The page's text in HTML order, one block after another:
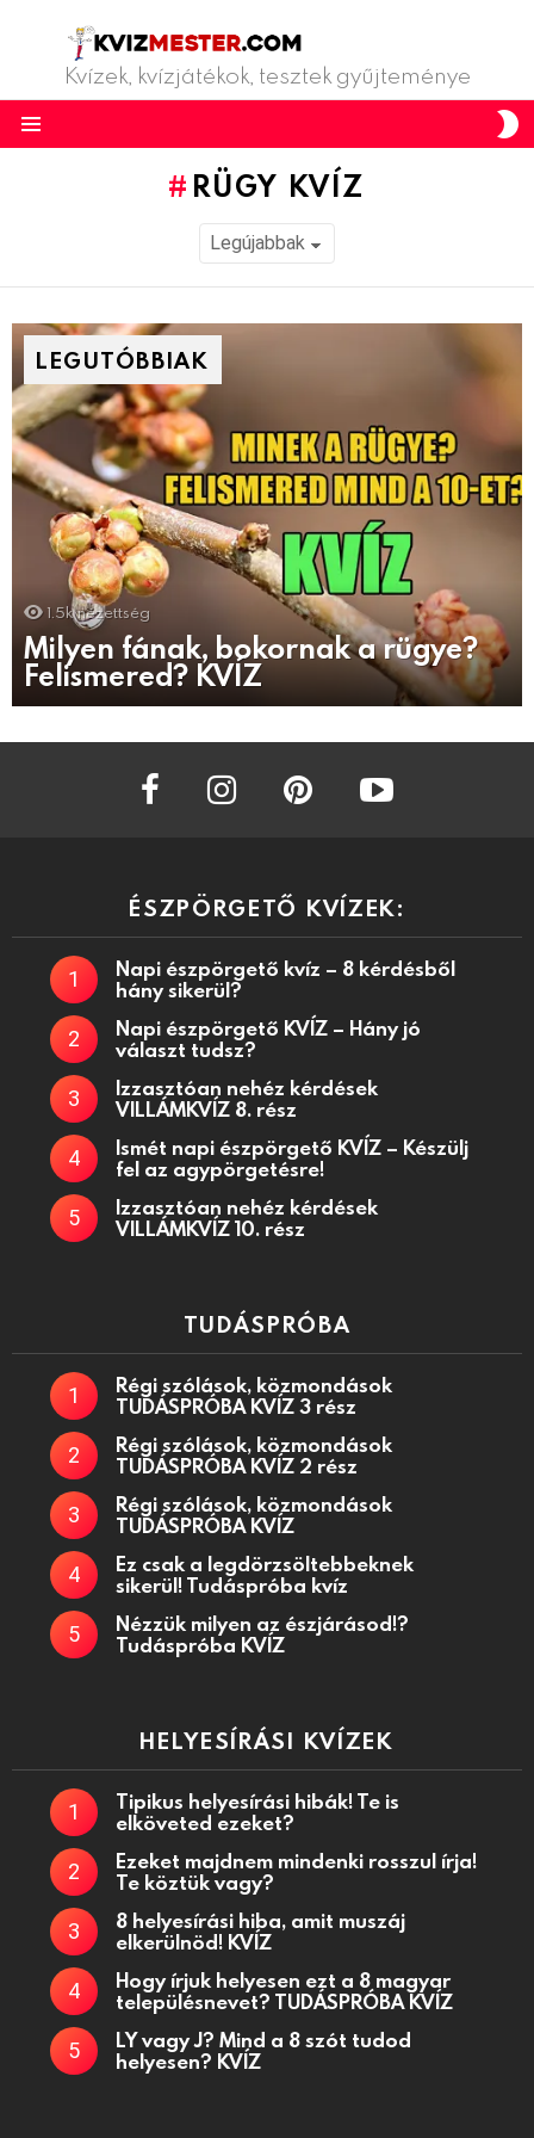
Kvízek, kvízjátékok, tesztek gyűjteménye
RÜGY KVÍZ
LEGUTÓBBIAK
1.5k nézettség
Milyen fának, bokornak a rügye?
Felismered? KVÍZ
facebook instagram
ÉSZPÖRGETŐ KVÍZEK:
Napi észpörgető kvíz – 8 kérdésből
hány sikerül?
Napi észpörgető KVÍZ – Hány jó
választ tudsz?
Izzasztóan nehéz kérdések
VILLÁMKVÍZ 8. rész
Ismét napi észpörgető KVÍZ – Készülj
fel az agypörgetésre!
Izzasztóan nehéz kérdések
VILLÁMKVÍZ 10. rész
TUDÁSPRÓBA
Régi szólások, közmondások
TUDÁSPRÓBA KVÍZ 3 rész
Régi szólások, közmondások
TUDÁSPRÓBA KVÍZ 2 rész
Régi szólások, közmondások
TUDÁSPRÓBA KVÍZ
Ez csak a legdörzsöltebbeknek
sikerül! Tudáspróba kvíz
Nézzük milyen az észjárásod!?
Tudáspróba KVÍZ
HELYESÍRÁSI KVÍZEK
Tipikus helyesírási hibák! Te is
elköveted ezeket?
Ezeket majdnem mindenki rosszul írja!
Te köztük vagy?
8 helyesírási hiba, amit muszáj
elkerülnöd! KVÍZ
Hogy írjuk helyesen ezt a 8 magyar
településnevet? TUDÁSPRÓBA KVÍZ
LY vagy J? Mind a 8 szót tudod
helyesen? KVÍZ